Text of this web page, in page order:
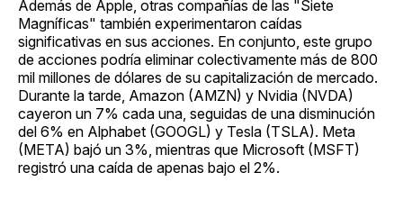
Además de Apple, otras compañías de las "Siete
Magníficas" también experimentaron caídas
significativas en sus acciones. En conjunto, este grupo
de acciones podría eliminar colectivamente más de 800
mil millones de dólares de su capitalización de mercado.
Durante la tarde, Amazon (AMZN) y Nvidia (NVDA)
cayeron un 7% cada una, seguidas de una disminución
del 6% en Alphabet (GOOGL) y Tesla (TSLA). Meta
(META) bajó un 3%, mientras que Microsoft (MSFT)
registró una caída de apenas bajo el 2%.